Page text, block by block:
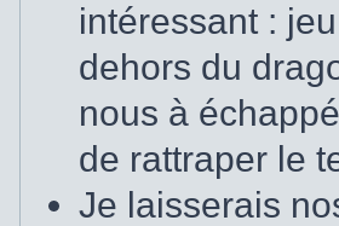
intéressant :
dehors du
nous à
de rattraper le
Je laisserais